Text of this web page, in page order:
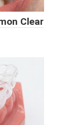
Clear